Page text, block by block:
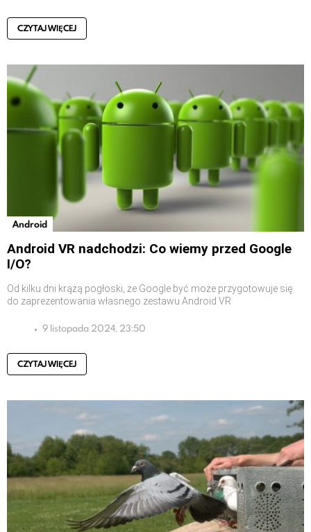
CZYTAJ WIĘCEJ
Android
Android VR nadchodzi: Co wiemy przed Google
I/O?
Od kilku dni krążą pogłoski, że Google być może przygotowuje się
do zaprezentowania własnego zestawu Android VR
9 listopada 2024, 23:50
CZYTAJ WIĘCEJ